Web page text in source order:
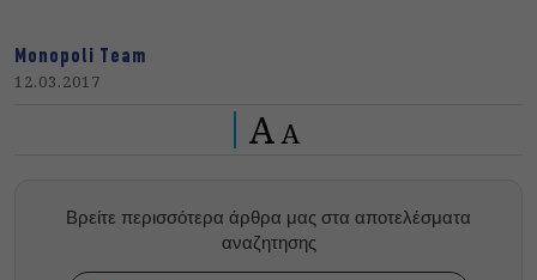
Monopoli Team
12.03.2017
A A
Βρείτε περισσότερα άρθρα μας στα αποτελέσματα
αναζητησης